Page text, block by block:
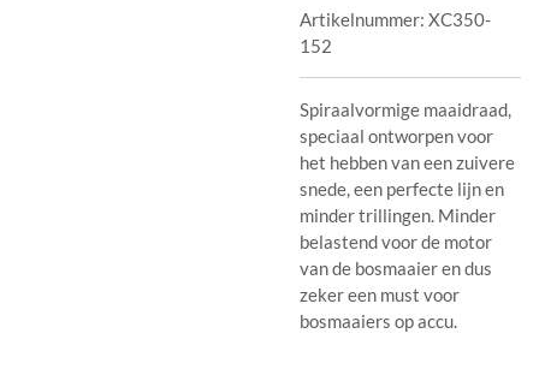
Artikelnummer: XC350-
152
Spiraalvormige maaidraad,
speciaal ontworpen voor
het hebben van een zuivere
snede, een perfecte lijn en
minder trillingen. Minder
belastend voor de motor
van de bosmaaier en dus
zeker een must voor
bosmaaiers op accu.